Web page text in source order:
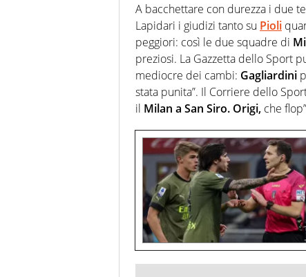
A bacchettare con durezza i due
Lapidari i giudizi tanto su Pioli
peggiori: così le due squadre di
preziosi. La Gazzetta dello Sport
mediocre dei cambi: Gagliardini
stata punita”. Il Corriere dello
il Milan a San Siro. Origi, che